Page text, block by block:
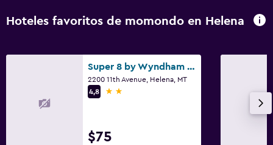
Juegos de mesa/rompecabezas
Piscina y spa
Hoteles favoritos de momondo en Helena
Super 8 by Wyndham Helena
2200 11th Avenue, Helena, MT
4,8
2 estrellas
$75